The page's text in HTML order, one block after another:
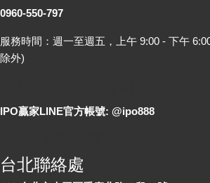
0960-550-797
服務時間：週一至週五，上午 9:00 - 下午
除外)
IPO贏家LINE官方帳號: @ipo888
台北聯絡處